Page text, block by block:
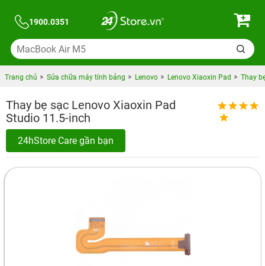
1900.0351
Trang chủ Sửa chữa máy tính bảng Lenovo Lenovo Xiaoxin Pad Thay
Thay bẹ sạc Lenovo Xiaoxin Pad
Studio 11.5-inch
24hStore Care gần bạn